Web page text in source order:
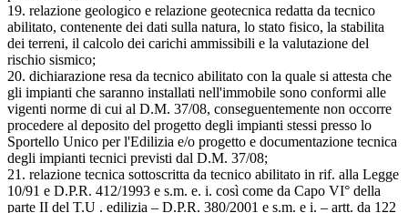
19. relazione geologico e relazione geotecnica redatta da tecnico
abilitato, contenente dei dati sulla natura, lo stato fisico, la stabilita
dei terreni, il calcolo dei carichi ammissibili e la valutazione del
rischio sismico;
20. dichiarazione resa da tecnico abilitato con la quale si attesta che
gli impianti che saranno installati nell'immobile sono conformi alle
vigenti norme di cui al D.M. 37/08, conseguentemente non occorre
procedere al deposito del progetto degli impianti stessi presso lo
Sportello Unico per l'Edilizia e/o progetto e documentazione tecnica
degli impianti tecnici previsti dal D.M. 37/08;
21. relazione tecnica sottoscritta da tecnico abilitato in rif. alla Legge
10/91 e D.P.R. 412/1993 e s.m. e. i. così come da Capo VI° della
parte II del T.U . edilizia – D.P.R. 380/2001 e s.m. e i. – artt. da 122